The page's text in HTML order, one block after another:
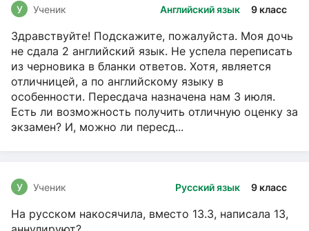
Английский язык 9 класс
У Ученик
Здравствуйте! Подскажите, пожалуйста. Моя дочь
не сдала 2 английский язык. Не успела переписать
из черновика в бланки ответов. Хотя, является
отличницей, а по английскому языку в
особенности. Пересдача назначена нам 3 июля.
Есть ли возможность получить отличную оценку за
экзамен? И, можно ли пересд...
Русский язык 9 класс
У Ученик
На русском накосячила, вместо 13.3, написала 13,